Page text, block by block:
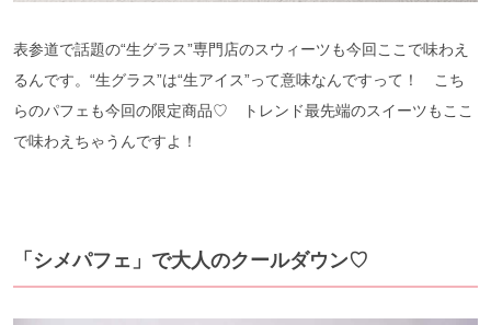
表参道で話題の“生グラス”専門店のスウィーツも今回ここで味わえ
るんです。“生グラス”は“生アイス”って意味なんですって！ こち
らのパフェも今回の限定商品♡ トレンド最先端のスイーツもここ
で味わえちゃうんですよ！
「シメパフェ」で大人のクールダウン♡